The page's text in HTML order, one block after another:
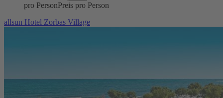
pro PersonPreis pro Person
allsun Hotel Zorbas Village